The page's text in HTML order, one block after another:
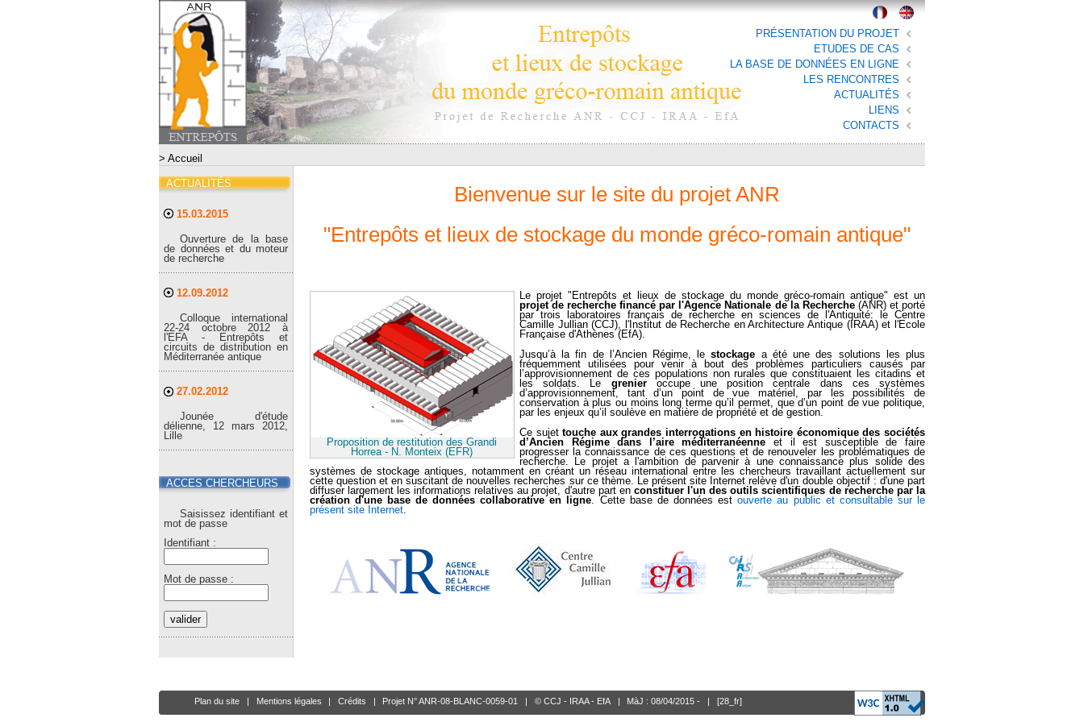
PRÉSENTATION DU PROJET
ETUDES DE CAS
LA BASE DE DONNÉES EN LIGNE
LES RENCONTRES
ACTUALITÉS
LIENS
CONTACTS
> Accueil
ACTUALITÉS
15.03.2015
Ouverture de la base
de données et du moteur
de recherche
12.09.2012
Colloque international
22-24 octobre 2012 à
l'EFA - Entrepôts et
circuits de distribution en
Méditerranée antique
27.02.2012
Jounée d'étude
délienne, 12 mars 2012,
Lille
ACCES CHERCHEURS
Saisissez identifiant et
mot de passe
Identifiant :
Mot de passe :
Bienvenue sur le site du projet ANR
"Entrepôts et lieux de stockage du monde gréco-romain antique"
Proposition de restitution des Grandi
Horrea - N. Monteix (EFR)
Le projet "Entrepôts et lieux de stockage du monde gréco-romain antique" est un
projet de recherche financé par l'Agence Nationale de la Recherche(ANR) et porté
par trois laboratoires français de recherche en sciences de l'Antiquité: le Centre
Camille Jullian (CCJ), l'Institut de Recherche en Architecture Antique (IRAA) et l'Ecole
Française d'Athènes (EfA).
Jusqu’à la fin de l’Ancien Régime, lestockage a été une des solutions les plus
fréquemment utilisées pour venir à bout des problèmes particuliers causés par
l’approvisionnement de ces populations non rurales que constituaient les citadins et
les soldats. Le grenieroccupe une position centrale dans ces systèmes
d’approvisionnement, tant d’un point de vue matériel, par les possibilités de
conservation à plus ou moins long terme qu’il permet, que d’un point de vue politique,
par les enjeux qu’il soulève en matière de propriété et de gestion.
Ce sujettouche aux grandes interrogations en histoire économique des sociétés
d’Ancien Régime dans l’aire méditerranéenne et il est susceptible de faire
progresser la connaissance de ces questions et de renouveler les problématiques de
recherche. Le projet a l'ambition de parvenir à une connaissance plus solide des
systèmes de stockage antiques, notamment en créant un réseau international entre les chercheurs travaillant actuellement sur
cette question et en suscitant de nouvelles recherches sur ce thème. Le présent site Internet relève d'un double objectif : d'une part
diffuser largement les informations relatives au projet, d'autre part en constituer l'un des outils scientifiques de recherche par la
création d'une base de données collaborative en ligne . Cette base de données estouverte au public et consultable sur le
présent site Internet.
Plan du site | Mentions légales | Crédits | Projet N° ANR-08-BLANC-0059-01 | © CCJ - IRAA - EfA | MàJ : 08/04/2015 - | [28_fr]